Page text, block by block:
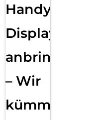
Handy
Displayfolie
anbringen
– Wir
kümmern